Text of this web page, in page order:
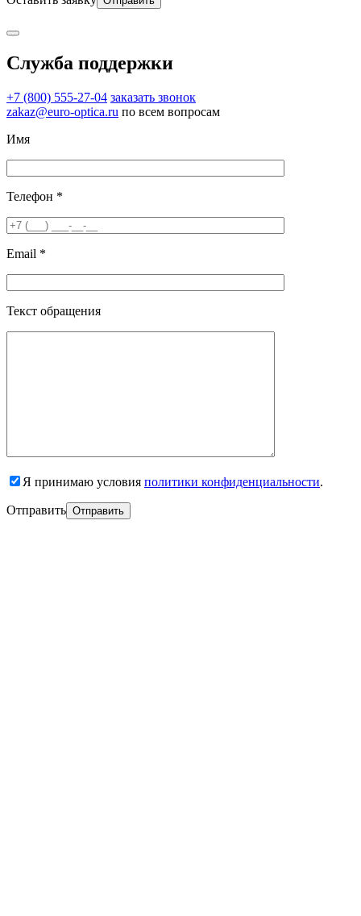
Служба поддержки
+7 (800) 555-27-04 заказать звонок
zakaz@euro-optica.ru по всем вопросам
Имя
Телефон *
Email *
Текст обращения
Я принимаю условия политики конфиденциальности.
Отправить